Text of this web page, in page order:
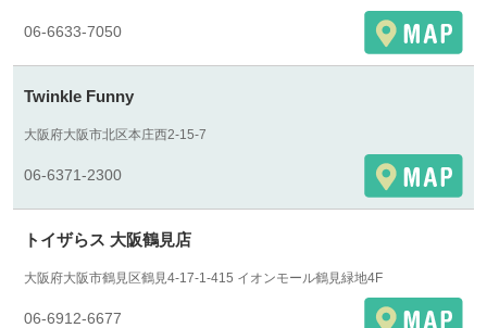
06-6633-7050
Twinkle Funny
大阪府大阪市北区本庄西2-15-7
06-6371-2300
トイザらス 大阪鶴見店
大阪府大阪市鶴見区鶴見4-17-1-415 イオンモール鶴見緑地4F
06-6912-6677